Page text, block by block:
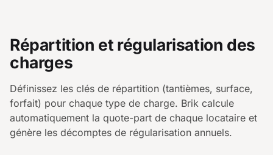
Répartition et régularisation des
charges
Définissez les clés de répartition (tantièmes, surface,
forfait) pour chaque type de charge. Brik calcule
automatiquement la quote-part de chaque locataire et
génère les décomptes de régularisation annuels.